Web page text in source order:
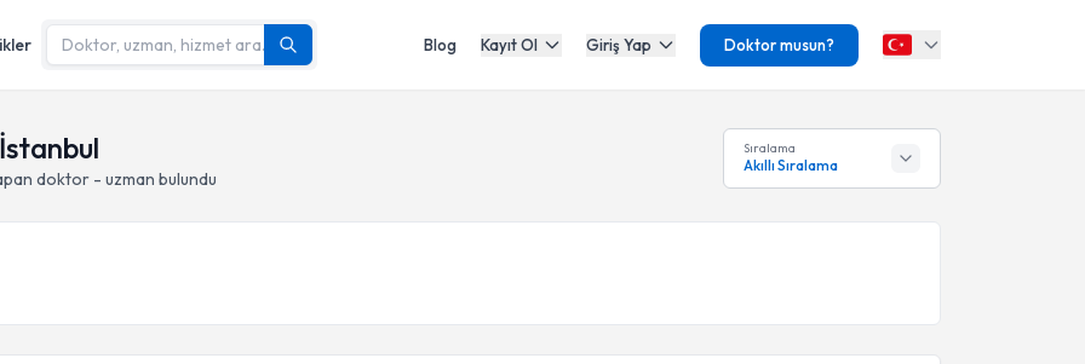
Blog Kayıt Ol Giriş Yap Doktor musun?
doktor - uzman bulundu
Sıralama
Akıllı Sıralama